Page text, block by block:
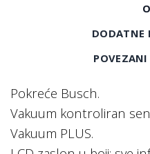
DODATNE
Pokreće Busch.
Vakuum kontroliran
Vakuum PLUS.